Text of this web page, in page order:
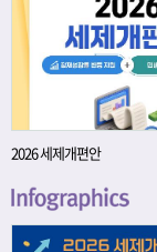
2026 세제개편안